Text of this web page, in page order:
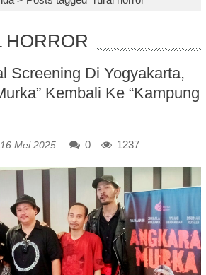
HORROR
Screening Di Yogyakarta,
Kembali Ke “Kampung
16 Mei 2025 0 1237